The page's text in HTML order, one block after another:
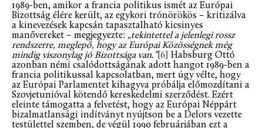
1989-ben, amikor a francia politikus ismét az Európai
Bizottság élére került, az egykori trónörökös – kritizálva
a kinevezések kapcsán tapasztalható kicsinyes
manővereket – megjegyezte: „tekintettel a jelenlegi rossz
rendszerre, meglepő, hogy az Európai Közösségnek még
mindig viszonylag jó Bizottsága van.”[6]
Habsburg Ottó
azonban némi csalódottságának adott hangot 1989-ben a
francia politikussal kapcsolatban, mert úgy vélte, hogy
az Európai Parlamentet kihagyva próbálja előmozdítani a
Szovjetunióval kötendő kereskedelmi szerződést. Ezért
eleinte támogatta a felvetést, hogy az Európai Néppárt
bizalmatlansági indítványt nyújtson be a Delors vezette
testülettel szemben, de végül 1990 februárjában ezt a